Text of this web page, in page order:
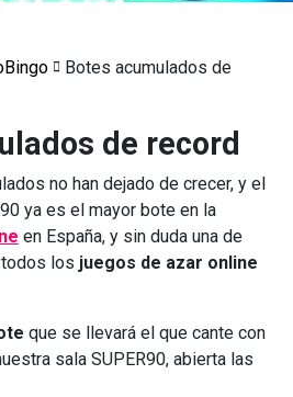
Botes acumulados de
de record
no han dejado de crecer, y el
ya es el mayor bote en la
en España, y sin duda una de
los juegos de azar online
que se llevará el que cante con
sala SUPER90, abierta las